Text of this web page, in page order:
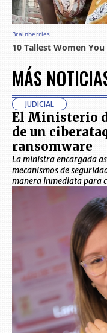
MÁS
JUDICIAL
El Ministerio
de un
ransomware
La ministra encargada
mecanismos de
manera inmediata para